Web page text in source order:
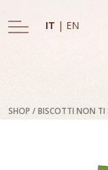
IT | EN
SHOP /BISCOTTI NON TI